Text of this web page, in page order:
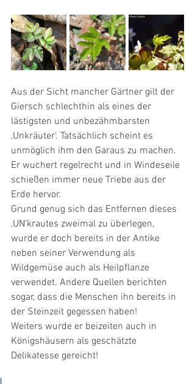
Aus der Sicht mancher Gärtner gilt der
Giersch schlechthin als eines der
lästigsten und unbezähmbarsten
‚Unkräuter‘. Tatsächlich scheint es
unmöglich ihm den Garaus zu machen.
Er wuchert regelrecht und in Windeseile
schießen immer neue Triebe aus der
Erde hervor.
Grund genug sich das Entfernen dieses
‚UN‘krautes zweimal zu überlegen,
wurde er doch bereits in der Antike
neben seiner Verwendung als
Wildgemüse auch als Heilpflanze
verwendet. Andere Quellen berichten
sogar, dass die Menschen ihn bereits in
der Steinzeit gegessen haben!
Weiters wurde er beizeiten auch in
Königshäusern als geschätzte
Delikatesse gereicht!